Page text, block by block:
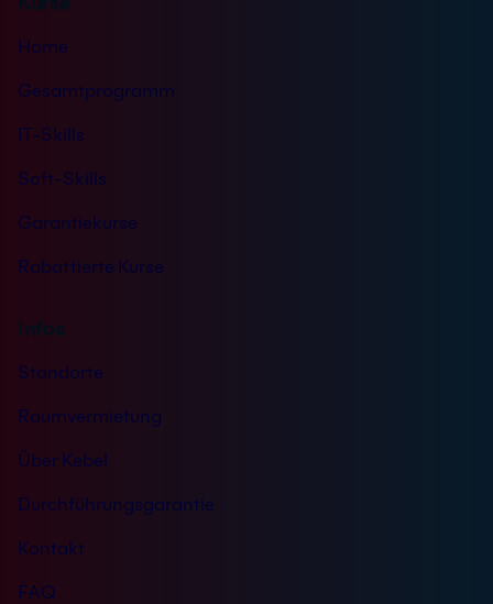
i
*
Home
Gesamtprogramm
IT-Skills
Soft-Skills
Garantiekurse
Rabattierte Kurse
Infos
Standorte
Raumvermietung
Über Kebel
Durchführungsgarantie
Kontakt
FAQ